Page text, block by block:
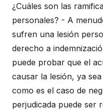
¿Cuáles son las
personales? - A
sufren una lesión
derecho a
puede probar que el
causar la lesión, ya
como es el caso de
perjudicada puede ser